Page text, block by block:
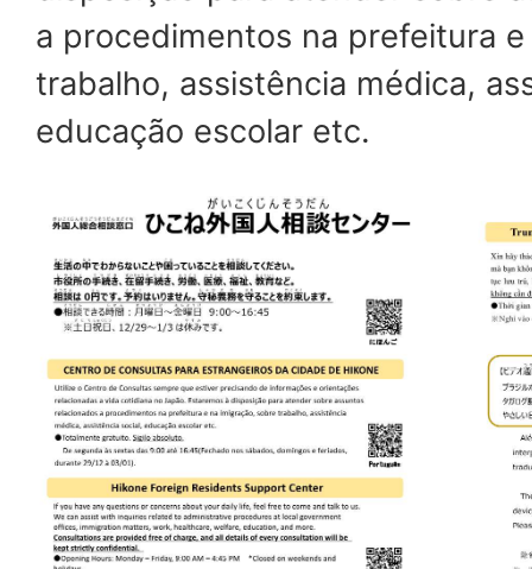
a procedimentos na prefeitura
trabalho, assistência médica,
educação escolar etc.